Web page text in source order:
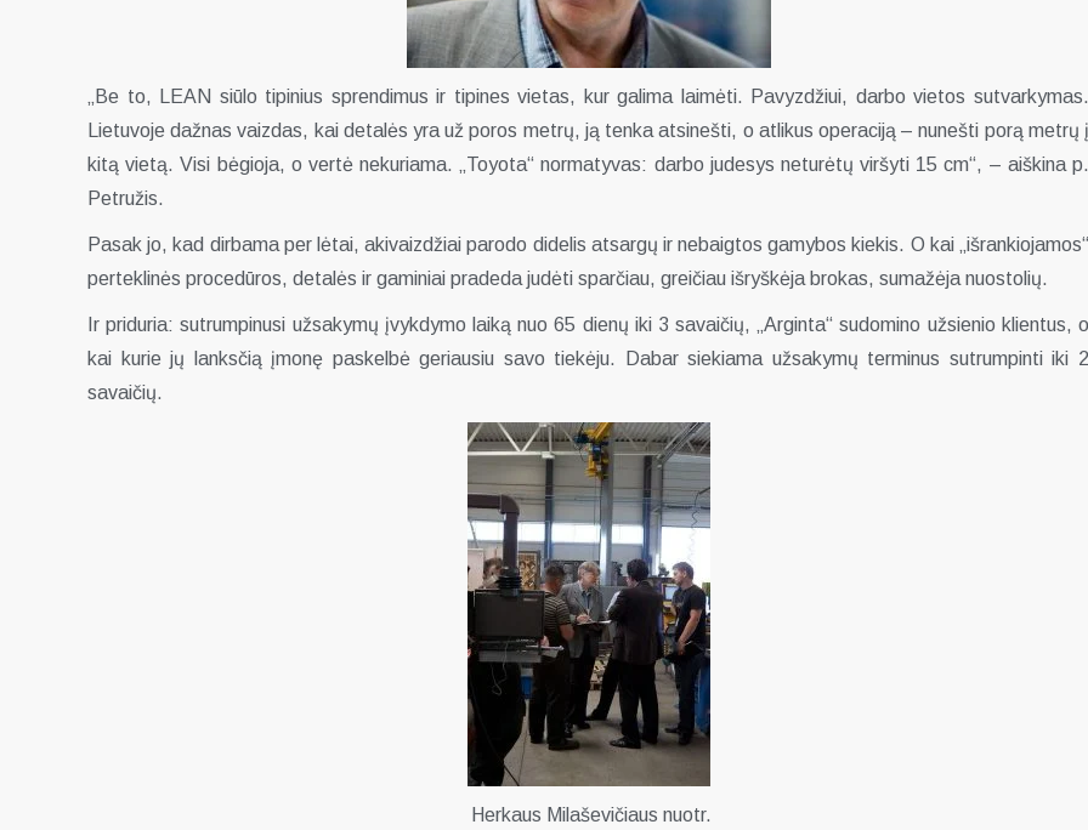
„Be to, LEAN siūlo tipinius sprendimus ir tipines vietas, kur galima laimėti. Pavyzdžiui, darbo vietos sutvarkymas.
Lietuvoje dažnas vaizdas, kai detalės yra už poros metrų, ją tenka atsinešti, o atlikus operaciją – nunešti porą metrų į
kitą vietą. Visi bėgioja, o vertė nekuriama. „Toyota“ normatyvas: darbo judesys neturėtų viršyti 15 cm“, – aiškina p.
Petružis.
Pasak jo, kad dirbama per lėtai, akivaizdžiai parodo didelis atsargų ir nebaigtos gamybos kiekis. O kai „išrankiojamos“
perteklinės procedūros, detalės ir gaminiai pradeda judėti sparčiau, greičiau išryškėja brokas, sumažėja nuostolių.
Ir priduria: sutrumpinusi užsakymų įvykdymo laiką nuo 65 dienų iki 3 savaičių, „Arginta“ sudomino užsienio klientus, o
kai kurie jų lanksčią įmonę paskelbė geriausiu savo tiekėju. Dabar siekiama užsakymų terminus sutrumpinti iki 2
savaičių.
Herkaus Milaševičiaus nuotr.